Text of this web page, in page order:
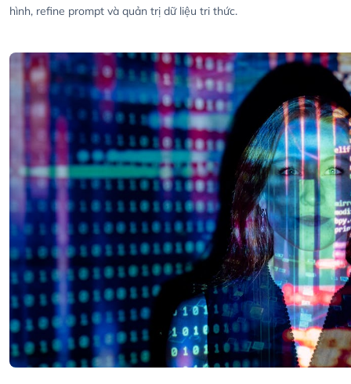
hình, refine prompt và quản trị dữ liệu tri thức.